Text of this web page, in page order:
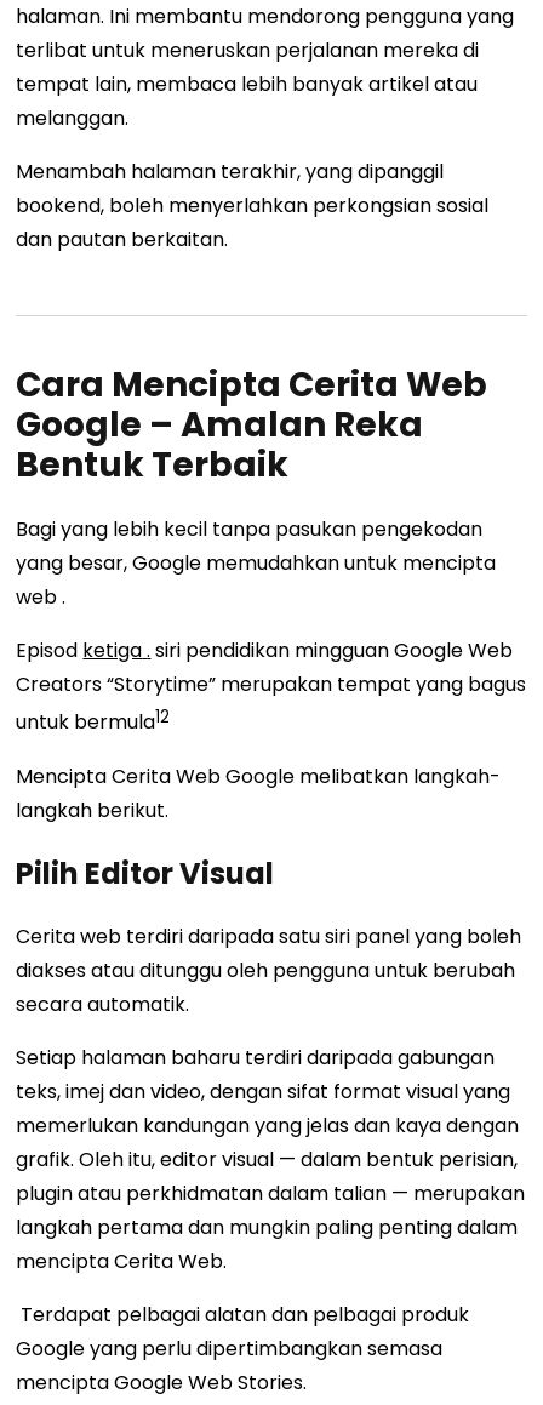
halaman. Ini membantu mendorong pengguna yang
terlibat untuk meneruskan perjalanan mereka di
tempat lain, membaca lebih banyak artikel atau
melanggan.
Menambah halaman terakhir, yang dipanggil
bookend, boleh menyerlahkan perkongsian sosial
dan pautan berkaitan.
Cara Mencipta Cerita Web
Google – Amalan Reka
Bentuk Terbaik
Bagiyang lebih kecil tanpa pasukan pengekodan
yang besar, Google memudahkan untuk mencipta
web.
Episod ketiga. siri pendidikan mingguan Google Web
Creators “Storytime” merupakan tempat yang bagus
untuk bermula12
Mencipta Cerita Web Google melibatkan langkah-
langkah berikut.
Pilih Editor Visual
Cerita web terdiri daripada satu siri panel yang boleh
diakses atau ditunggu oleh pengguna untuk berubah
secara automatik.
Setiap halaman baharu terdiri daripada gabungan
teks, imej dan video, dengan sifat format visual yang
memerlukan kandungan yang jelas dan kaya dengan
grafik. Oleh itu, editor visual — dalam bentuk perisian,
plugin atau perkhidmatan dalam talian — merupakan
langkah pertama dan mungkin paling penting dalam
mencipta Cerita Web.
Terdapat pelbagai alatan dan pelbagai produk
Google yang perlu dipertimbangkan semasa
mencipta Google Web Stories.